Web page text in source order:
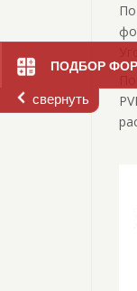
ПОДБОР
свернуть